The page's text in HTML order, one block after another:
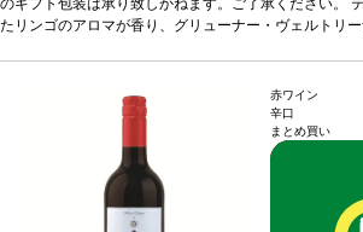
上質な果物の酸味が支えている。非常に調和し、滑らか
これはシンプルにチャーミングなワイン！葡萄品種グ
グリューナー・フェルトリーナ品種に力を注いでいる
のギフト包装は承り致しかねます。ご了承ください。
たリンゴのアロマが香り、グリューナー・ヴェルトリ
これはシンプルにチャーミングなワイン！葡萄品種
名前の由来
ローレンツ・ファイヴはワイン
ザー家の5代目を意味する。ワインメーカー、ローレン
グリューナー・フェルトリーナ品種に力を注いでいる
赤ワイン
辛口
まとめ買い